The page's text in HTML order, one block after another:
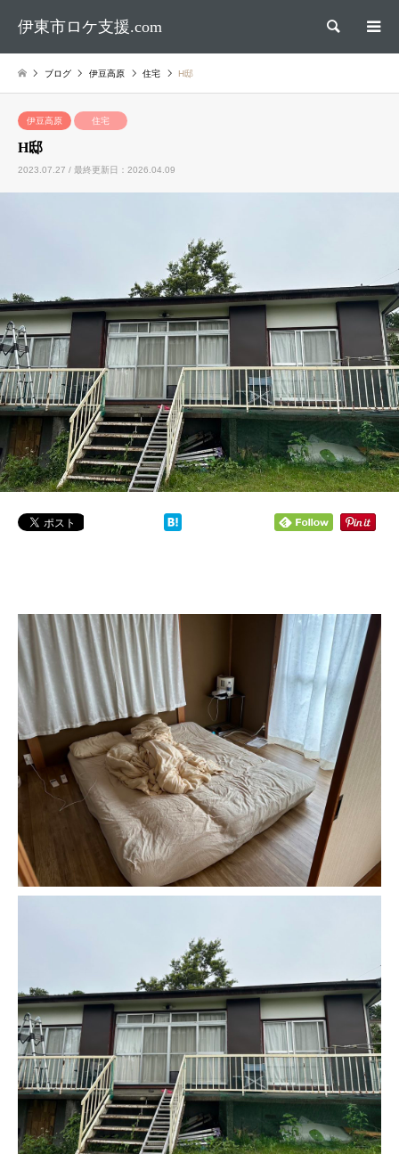
伊東市ロケ支援.com 検索
ブログ 伊豆高原 住宅 H邸
伊豆高原 住宅
H邸
2023.07.27 / 最終更新日：2026.04.09